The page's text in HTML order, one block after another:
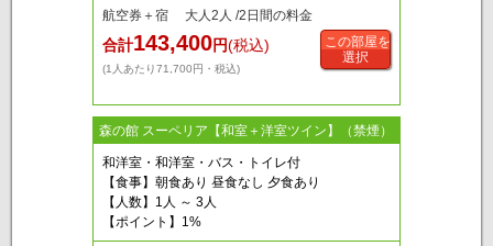
航空券＋宿 大人2人 /2日間の料金
合計143,400円(税込)
(1人あたり71,700円・税込)
この部屋を
選択
森の館 スーペリア【和室＋洋室ツイン】（禁煙）
和洋室・和洋室・バス・トイレ付
【食事】朝食あり 昼食なし 夕食あり
【人数】1人 ～ 3人
【ポイント】1%